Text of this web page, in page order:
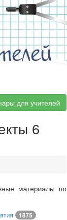
для учителей
6
материалы по
1875